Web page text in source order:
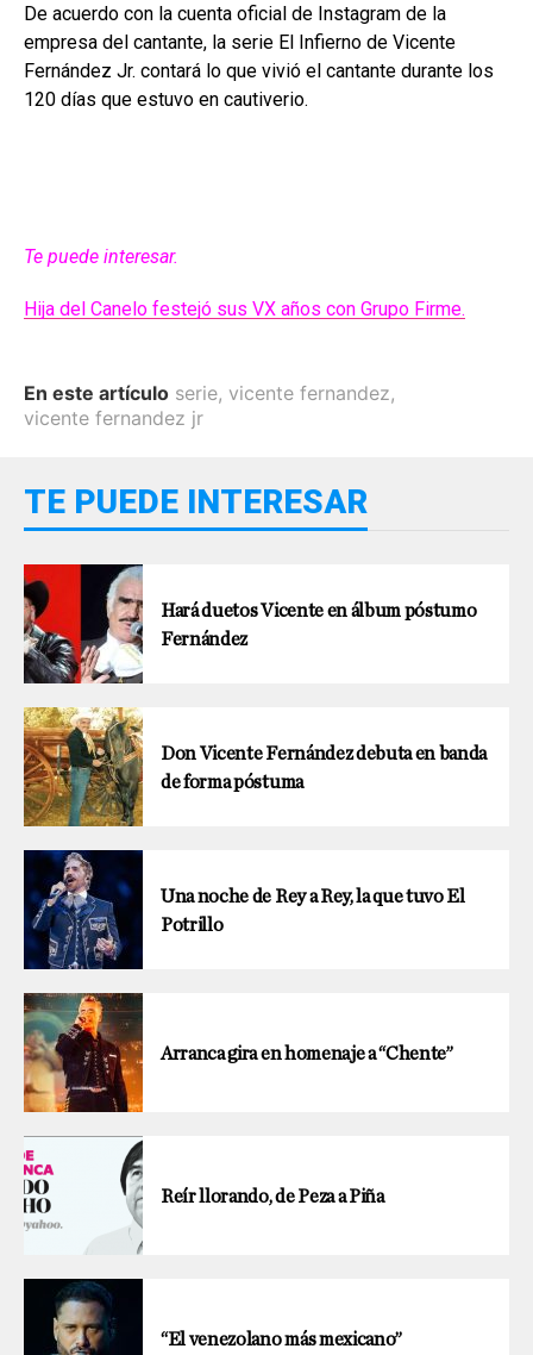
De acuerdo con la cuenta oficial de Instagram de la
empresa del cantante, la serie El Infierno de Vicente
Fernández Jr. contará lo que vivió el cantante durante los
120 días que estuvo en cautiverio.
Te puede interesar.
Hija del Canelo festejó sus VX años con Grupo Firme.
En este artículo serie, vicente fernandez,
vicente fernandez jr
TE PUEDE INTERESAR
Hará duetos Vicente en álbum póstumo
Fernández
Don Vicente Fernández debuta en banda
de forma póstuma
Una noche de Rey a Rey, la que tuvo El
Potrillo
Arranca gira en homenaje a “Chente”
Reír llorando, de Peza a Piña
“El venezolano más mexicano”